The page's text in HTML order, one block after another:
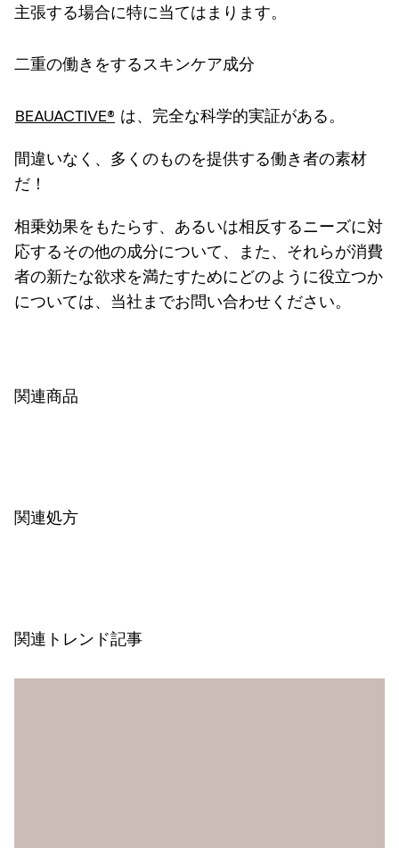
主張する場合に特に当てはまります。
二重の働きをするスキンケア成分
BEAUACTIVE® は、完全な科学的実証がある。
間違いなく、多くのものを提供する働き者の素材
だ！
相乗効果をもたらす、あるいは相反するニーズに対
応するその他の成分について、また、それらが消費
者の新たな欲求を満たすためにどのように役立つか
については、当社までお問い合わせください。
関連商品
関連処方
関連トレンド記事